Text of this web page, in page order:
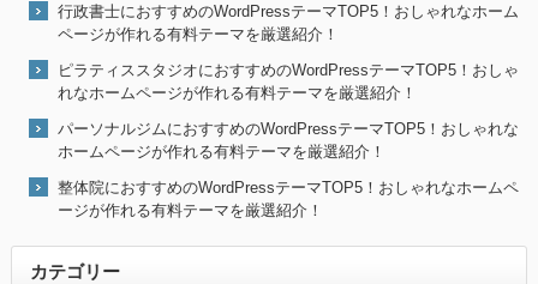
行政書士におすすめのWordPressテーマTOP5！おしゃれなホーム
ページが作れる有料テーマを厳選紹介！
ピラティススタジオにおすすめのWordPressテーマTOP5！おしゃ
れなホームページが作れる有料テーマを厳選紹介！
パーソナルジムにおすすめのWordPressテーマTOP5！おしゃれな
ホームページが作れる有料テーマを厳選紹介！
整体院におすすめのWordPressテーマTOP5！おしゃれなホームペ
ージが作れる有料テーマを厳選紹介！
カテゴリー